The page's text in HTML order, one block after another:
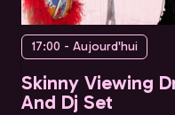
17:00 - Aujourd'hui
Skinny Viewing
And Dj Set